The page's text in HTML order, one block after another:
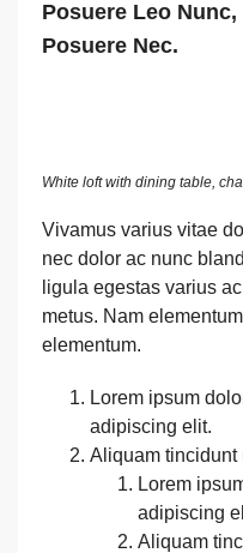
Posuere Leo
Posuere Nec.
White loft with dining table,
Vivamus varius vitae
nec dolor ac nunc
ligula egestas varius
metus. Nam
elementum.
Lorem ipsum
adipiscing elit.
Aliquam tincidunt
Lorem
adipiscing
Aliquam